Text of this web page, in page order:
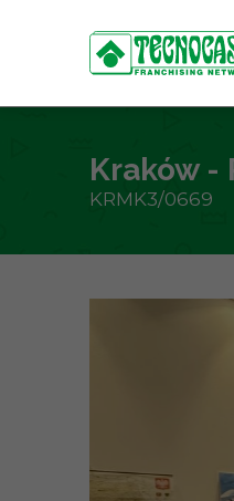
Kraków -
KRMK3/0669